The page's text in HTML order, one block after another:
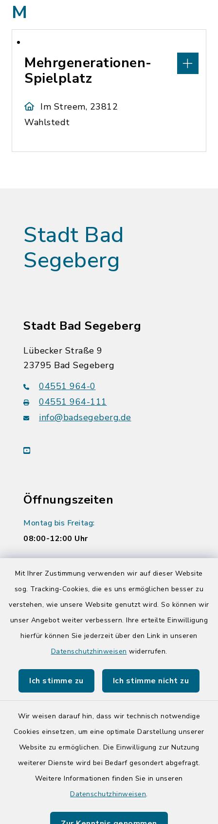
Mit Ihrer Zustimmung verwenden wir auf dieser Website
sog. Tracking-Cookies, die es uns ermöglichen besser zu
verstehen, wie unsere Website genutzt wird. So können wir
unser Angebot weiter verbessern. Ihre erteilte Einwilligung
hierfür können Sie jederzeit über den Link in unseren
Datenschutzhinweisen widerrufen.
Ich stimme zu Ich stimme nicht zu
Wir weisen darauf hin, dass wir technisch notwendige
Cookies einsetzen, um eine optimale Darstellung unserer
Website zu ermöglichen. Die Einwilligung zur Nutzung
weiterer Dienste wird bei Bedarf gesondert abgefragt.
Weitere Informationen finden Sie in unseren
Datenschutzhinweisen.
M
Mehrgenerationen-
Spielplatz
Im Streem, 23812
Wahlstedt
Stadt Bad
Segeberg
Stadt Bad Segeberg
Lübecker Straße 9
23795 Bad Segeberg
04551 964-0
04551 964-111
info@badsegeberg.de
youtube
Öffnungszeiten
Montag bis Freitag:
08:00-12:00 Uhr
14:00-17:00 Uhr
Quicklinks
Kreis Segeberg
Tourist-Info der Stadt Bad Segeberg
Kontakt
Barrierefreiheit
Datenschutz